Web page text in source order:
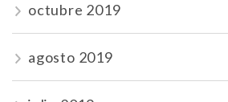
octubre 2019
agosto 2019